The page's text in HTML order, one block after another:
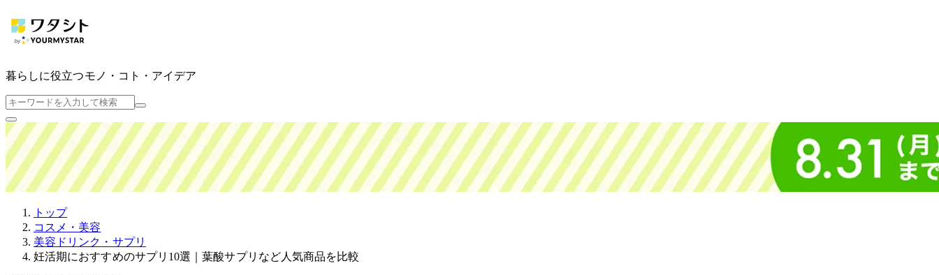
暮らしに役立つモノ・コト・アイデア
トップ
コスメ・美容
美容ドリンク・サプリ
妊活期におすすめのサプリ10選｜葉酸サプリなど人気商品を比較